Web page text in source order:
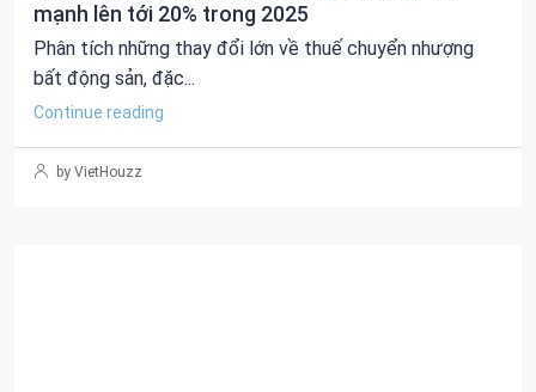
mạnh lên tới 20% trong 2025
Phân tích những thay đổi lớn về thuế chuyển nhượng
bất động sản, đặc...
Continue reading
by VietHouzz